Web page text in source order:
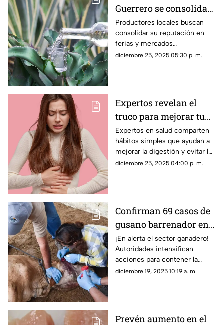
Guerrero se consolida
entre los mejores del
país
Productores locales buscan
consolidar su reputación en
ferias y mercados
internacionales.
diciembre 25, 2025 05:30 p. m.
Expertos revelan el
truco para mejorar tu
digestión durante las
fiestas de fin de año
Expertos en salud comparten
hábitos simples que ayudan a
mejorar la digestión y evitar la
hinchazón durante las cenas y
diciembre 25, 2025 04:00 p. m.
Confirman 69 casos de
gusano barrenador en
15 municipios de
Guerrero
¡En alerta el sector ganadero!
Autoridades intensifican
acciones para contener la
plaga.
diciembre 19, 2025 10:19 a. m.
Prevén aumento en el